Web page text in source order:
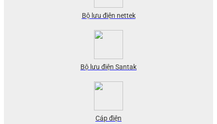
Bộ lưu điện nettek
Bộ lưu điện Santak
Cáp điện